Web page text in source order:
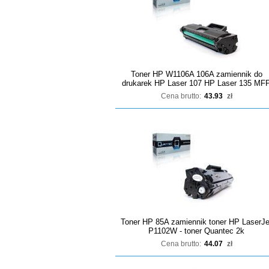
Toner HP W1106A 106A zamiennik do
drukarek HP Laser 107 HP Laser 135
Cena brutto: 43.93 zł
Toner HP 85A zamiennik toner HP
P1102W - toner Quantec 2k
Cena brutto: 44.07 zł